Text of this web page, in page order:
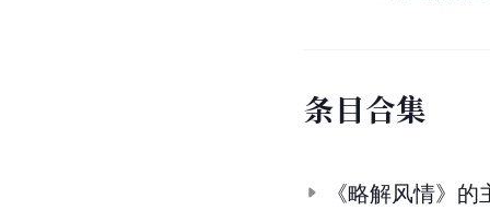
条目合集
《略解风情》的